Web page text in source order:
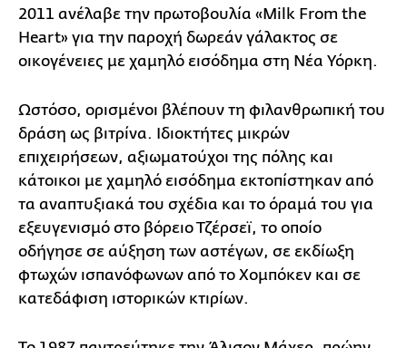
2011 ανέλαβε την πρωτοβουλία «Milk From the
Heart» για την παροχή δωρεάν γάλακτος σε
οικογένειες με χαμηλό εισόδημα στη Νέα Υόρκη.
Ωστόσο, ορισμένοι βλέπουν τη φιλανθρωπική του
δράση ως βιτρίνα. Ιδιοκτήτες μικρών
επιχειρήσεων, αξιωματούχοι της πόλης και
κάτοικοι με χαμηλό εισόδημα εκτοπίστηκαν από
τα αναπτυξιακά του σχέδια και το όραμά του για
εξευγενισμό στο βόρειο Τζέρσεϊ, το οποίο
οδήγησε σε αύξηση των αστέγων, σε εκδίωξη
φτωχών ισπανόφωνων από το Χομπόκεν και σε
κατεδάφιση ιστορικών κτιρίων.